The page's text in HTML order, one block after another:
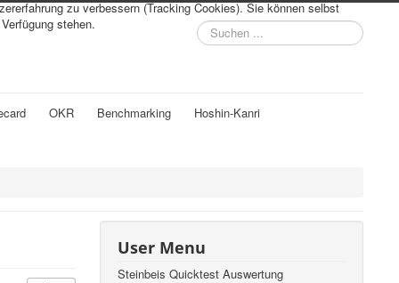
Suchen
...
OKR Benchmarking
Hoshin-Kanri
User Menu
Steinbeis Quicktest Auswertung
zu verbessern (Tracking Cookies). Sie können selbst
stehen.